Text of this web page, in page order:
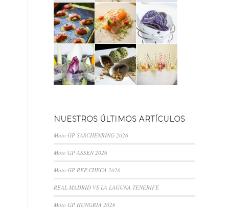
NUESTROS ÚLTIMOS ARTÍCULOS
Moto GP SASCHENRING 2026
Moto GP ASSEN 2026
Moto GP REP.CHECA 2026
REAL MADRID VS LA LAGUNA TENERIFE
Moto GP HUNGRIA 2026